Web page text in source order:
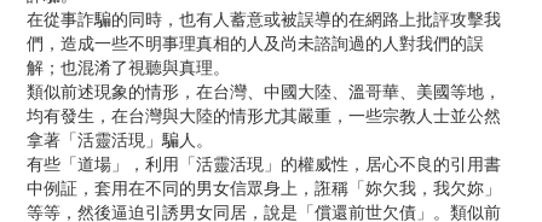
在從事詐騙的同時，也有人蓄意或被誤導的在網路上批評攻擊我
們，造成一些不明事理真相的人及尚未諮詢過的人對我們的誤
解；也混淆了視聽與真理。
類似前述現象的情形，在台灣、中國大陸、溫哥華、美國等地，
均有發生，在台灣與大陸的情形尤其嚴重，一些宗教人士並公然
拿著「活靈活現」騙人。
有些「道場」，利用「活靈活現」的權威性，居心不良的引用書
中例証，套用在不同的男女信眾身上，誑稱「妳欠我，我欠妳」
等等，然後逼迫引誘男女同居，說是「償還前世欠債」。類似前